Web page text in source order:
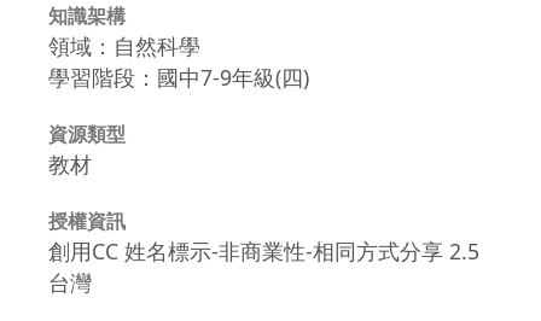
知識架構
領域：自然科學
學習階段：國中7-9年級(四)
資源類型
教材
授權資訊
創用CC 姓名標示-非商業性-相同方式分享 2.5
台灣